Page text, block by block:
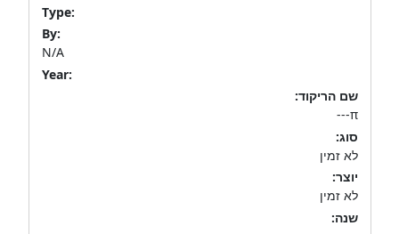
Type:
By:
N/A
Year:
שם הריקוד:
π---
סוג:
לא זמין
יוצר:
לא זמין
שנה: